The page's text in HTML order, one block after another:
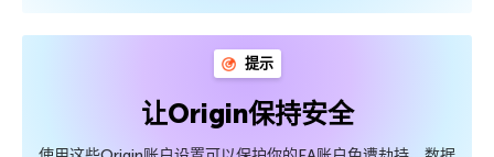
提示
让Origin保持安全